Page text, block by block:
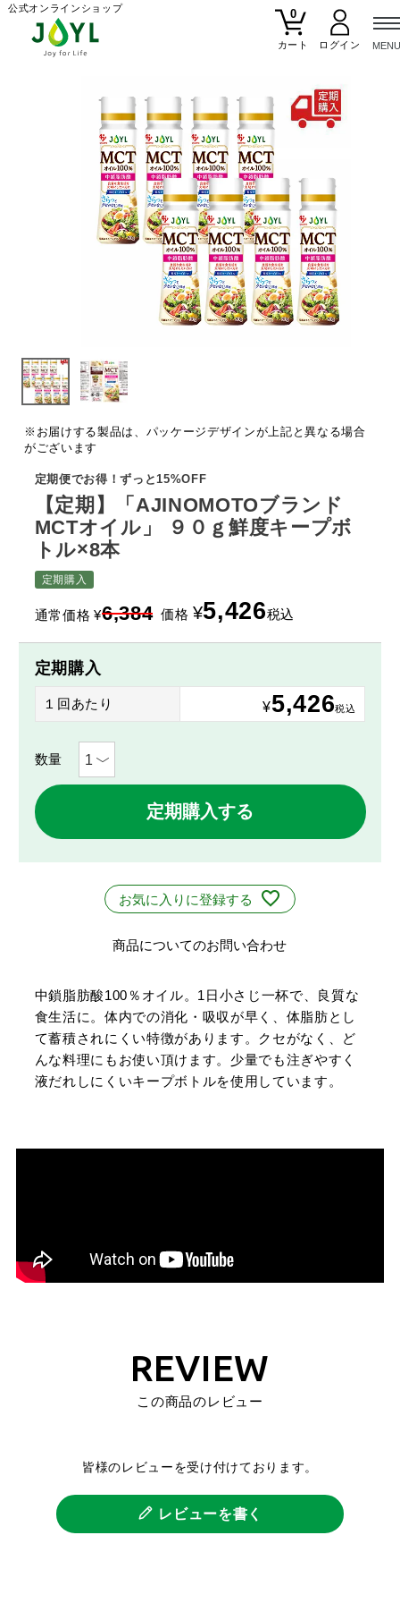
公式オンラインショップ
0
カート
※お届けする製品は、パッケージデザインが上記と異なる場合
がございます
定期便でお得！ずっと15%OFF
【定期】「AJINOMOTOブランド
MCTオイル」 ９０ｇ鮮度キープボ
トル×8本
定期購入
通常価格 ¥6,384 価格 ¥5,426税込
定期購入
１回あたり ¥5,426税込
定期購入する
お気に入りに登録する
商品についてのお問い合わせ
中鎖脂肪酸100％オイル。1日小さじ一杯で、良質な
食生活に。体内での消化・吸収が早く、体脂肪とし
て蓄積されにくい特徴があります。クセがなく、ど
んな料理にもお使い頂けます。少量でも注ぎやすく
液だれしにくいキープボトルを使用しています。
REVIEW
この商品のレビュー
皆様のレビューを受け付けております。
レビューを書く